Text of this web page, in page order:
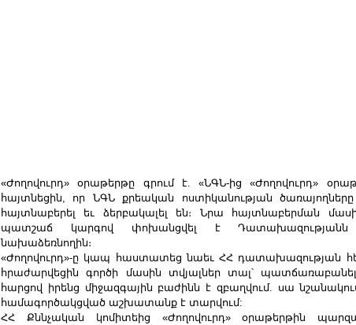
«Ժողովուրդ» օրաթերթը գրում է. «ՆԳՆ-ից «Ժողովուրդ»
հայտնեցին, որ ՆԳՆ քրեական ոստիկանության ծառայողները
հայտնաբերել եւ ձերբակալել են։ Նրա հայտնաբերման
պատշաճ կարգով փոխանցվել է Դատախազությանն
նախաձեռնողին։
«Ժողովուրդ»-ը կապ հաստատեց նաեւ ՀՀ դատախազության
հրաժարվեցին գործի մասին տվյալներ տալ՝
հարցով իրենց միջազգային բաժինն է զբաղվում. սա
համագործակցված աշխատանք է տարվում:
ՀՀ Քննչական կոմիտեից «Ժողովուրդ» օրաթերթին